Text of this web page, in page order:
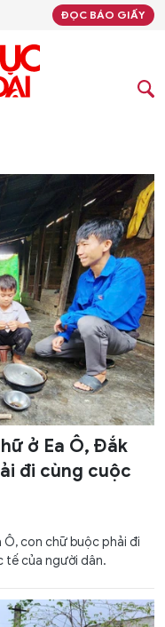
ĐỌC BÁO GIẤY
ở Ea Ô, Đắk
đi cùng cuộc
con chữ buộc phải đi
tế của người dân.